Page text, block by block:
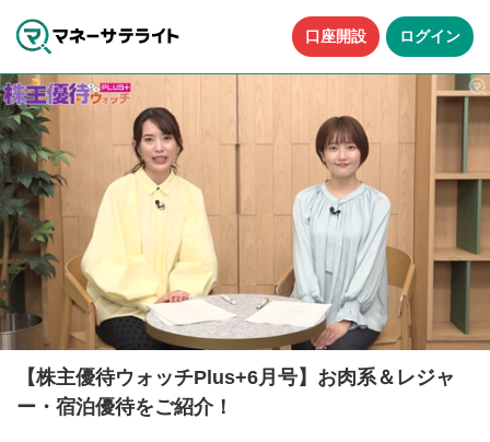
口座開設 ログイン
【株主優待ウォッチPlus+6月号】お肉系＆レジャ
ー・宿泊優待をご紹介！